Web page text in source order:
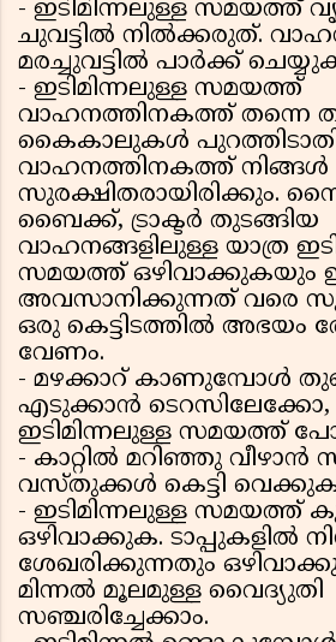
- ഇടിമിന്നലുള്ള സമയത്ത്
ചുവട്ടില്‍ നില്‍ക്കരുത്.
മരച്ചുവട്ടില്‍ പാര്‍ക്ക്
- ഇടിമിന്നലുള്ള സമയത്ത്
വാഹനത്തിനകത്ത് തന്നെ
കൈകാലുകള്‍
വാഹനത്തിനകത്ത് നിങ്ങള്‍
സുരക്ഷിതരായിരിക്കും.
ബൈക്ക്, ട്രാക്ടര്‍ തുടങ്ങിയ
വാഹനങ്ങളിലുള്ള യാത്ര
സമയത്ത് ഒഴിവാക്കുകയും
അവസാനിക്കുന്നത് വരെ
ഒരു കെട്ടിടത്തില്‍ അഭയം
വേണം.
- മഴക്കാറ് കാണുമ്പോള്‍
എടുക്കാന്‍ ടെറസിലേക്കോ,
ഇടിമിന്നലുള്ള സമയത്ത്
- കാറ്റില്‍ മറിഞ്ഞു
വസ്തുക്കള്‍ കെട്ടി
- ഇടിമിന്നലുള്ള സമയത്ത്
ഒഴിവാക്കുക. ടാപ്പുകളില്‍
ശേഖരിക്കുന്നതും
മിന്നല്‍ മൂലമുള്ള വൈദ്യുതി
സഞ്ചരിച്ചേക്കാം.